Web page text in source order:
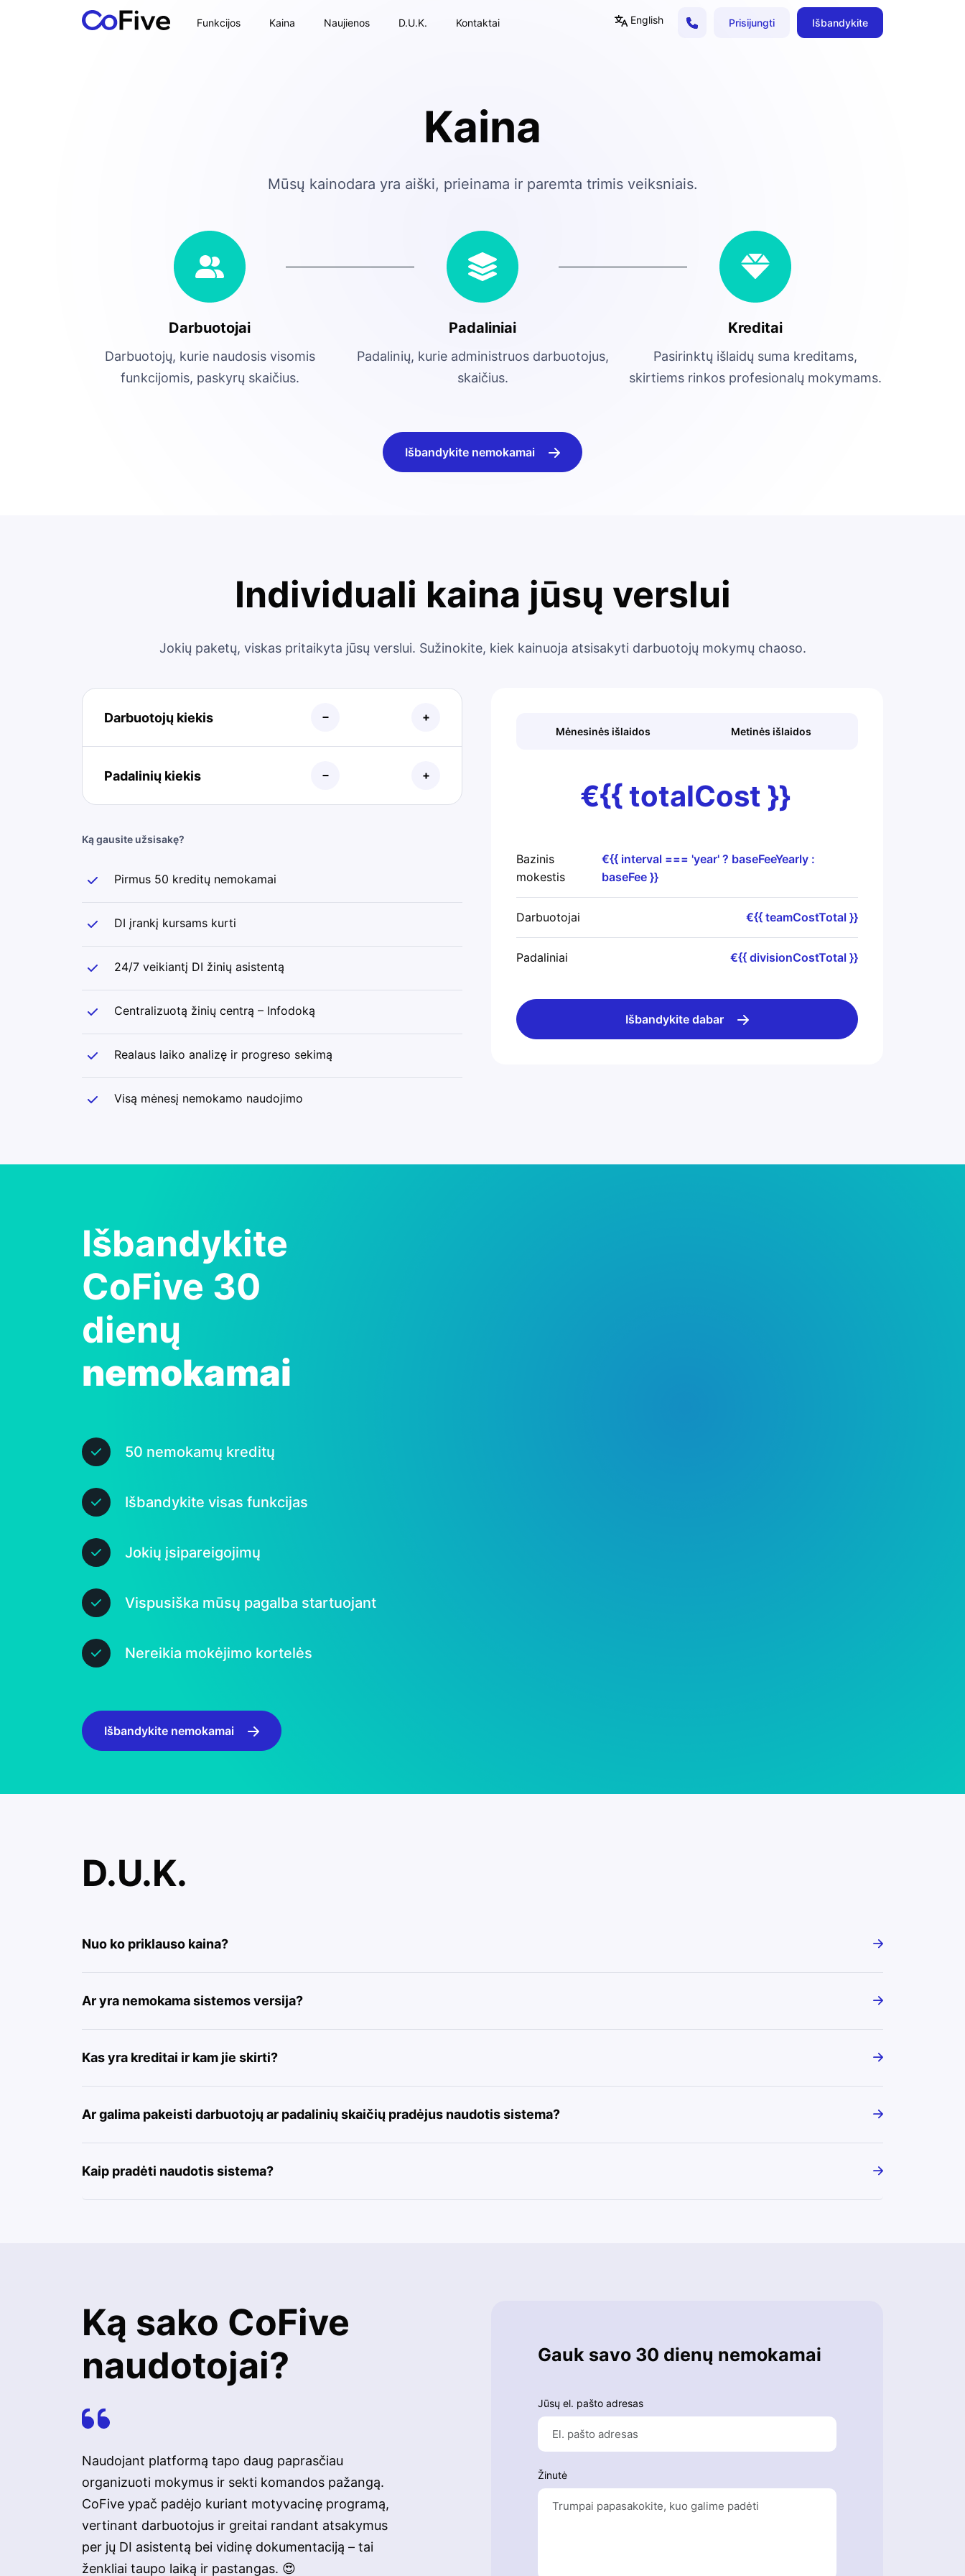
Funkcijos Kaina Naujienos D.U.K. Kontaktai English Prisijungti Išbandykite
Kaina
Mūsų kainodara yra aiški, prieinama ir paremta trimis veiksniais.
Darbuotojai
Darbuotojų, kurie naudosis visomis
funkcijomis, paskyrų skaičius.
Padaliniai
Padalinių, kurie administruos darbuotojus,
skaičius.
Kreditai
Pasirinktų išlaidų suma kreditams,
skirtiems rinkos profesionalų mokymams.
Išbandykite nemokamai
Individuali kaina jūsų verslui
Jokių paketų, viskas pritaikyta jūsų verslui. Sužinokite, kiek kainuoja atsisakyti darbuotojų mokymų chaoso.
Darbuotojų kiekis
Padalinių kiekis
Ką gausite užsisakę?
Pirmus 50 kreditų nemokamai
DI įrankį kursams kurti
24/7 veikiantį DI žinių asistentą
Centralizuotą žinių centrą – Infodoką
Realaus laiko analizę ir progreso sekimą
Visą mėnesį nemokamo naudojimo
Mėnesinės išlaidos Metinės išlaidos
€{{ totalCost }}
Bazinis
mokestis
€{{ interval === 'year' ? baseFeeYearly :
baseFee }}
Darbuotojai €{{ teamCostTotal }}
Padaliniai €{{ divisionCostTotal }}
Išbandykite dabar
Išbandykite
CoFive 30
dienų
nemokamai
50 nemokamų kreditų
Išbandykite visas funkcijas
Jokių įsipareigojimų
Vispusiška mūsų pagalba startuojant
Nereikia mokėjimo kortelės
Išbandykite nemokamai
D.U.K.
Nuo ko priklauso kaina?
Ar yra nemokama sistemos versija?
Kas yra kreditai ir kam jie skirti?
Ar galima pakeisti darbuotojų ar padalinių skaičių pradėjus naudotis sistema?
Kaip pradėti naudotis sistema?
Ką sako CoFive
naudotojai?
Naudojant platformą tapo daug paprasčiau
organizuoti mokymus ir sekti komandos pažangą.
CoFive ypač padėjo kuriant motyvacinę programą,
vertinant darbuotojus ir greitai randant atsakymus
per jų DI asistentą bei vidinę dokumentaciją – tai
ženkliai taupo laiką ir pastangas. 😍
Gauk savo 30 dienų nemokamai
Jūsų el. pašto adresas
Žinutė